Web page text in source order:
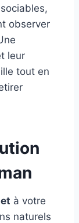
observer
leur
tout en
à votre
naturels